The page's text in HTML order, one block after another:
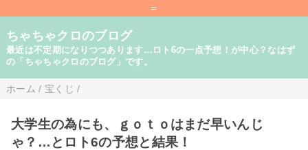
=
ちゃちゃクロのブログ
最近は不定期になりつつあります…ロト6の一点予想！が中心？なはず
の「ちゃちゃクロのブログ」です。
ホーム / 宝くじ /
大学生の為にも、ｇｏｔｏはまだ早いんじ
ゃ？…とロト6の予想と結果！